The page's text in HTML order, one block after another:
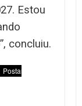
Estou
concluiu.